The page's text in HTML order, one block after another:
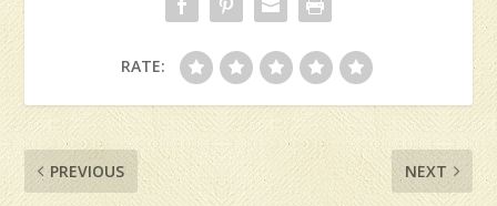
RATE:
PREVIOUS NEXT